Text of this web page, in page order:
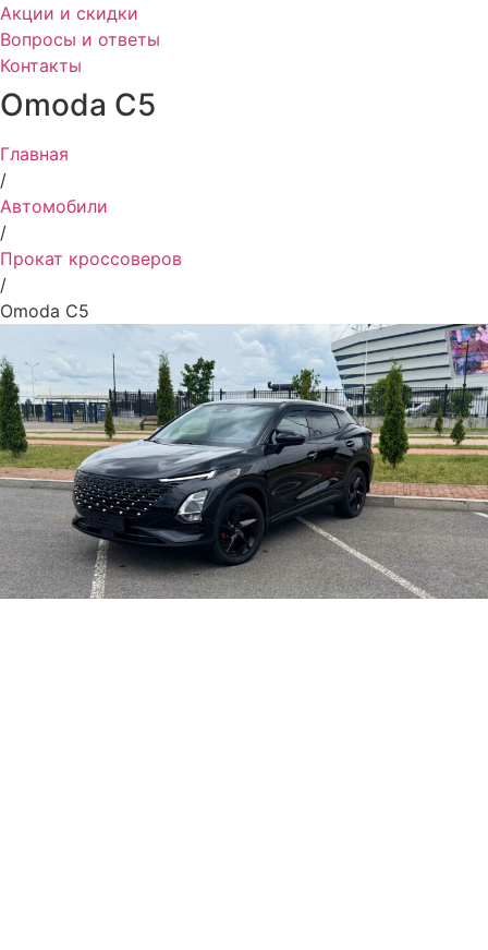
Акции и скидки
Вопросы и ответы
Контакты
Omoda C5
Главная
/
Автомобили
/
Прокат кроссоверов
/
Omoda C5